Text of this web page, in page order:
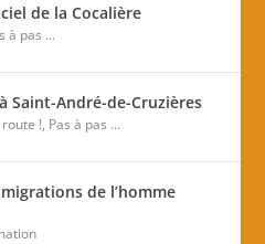
de la Cocalière
à pas ...
Saint-André-de-Cruzières
route !, Pas à pas ...
de l’homme